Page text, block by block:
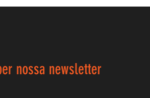
nossa newsletter